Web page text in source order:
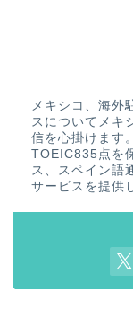
メキシコ、海外
スについてメキ
信を心掛けます
TOEIC835点を
ス、スペイン語
サービスを提供